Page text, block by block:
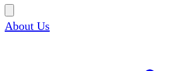
About Us